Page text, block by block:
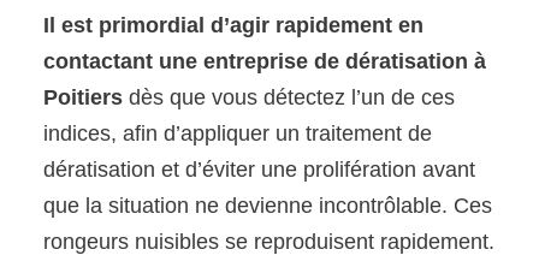
Il est primordial d’agir rapidement en
contactant une entreprise de dératisation à
Poitiers dès que vous détectez l’un de ces
indices, afin d’appliquer un traitement de
dératisation et d’éviter une prolifération avant
que la situation ne devienne incontrôlable. Ces
rongeurs nuisibles se reproduisent rapidement.